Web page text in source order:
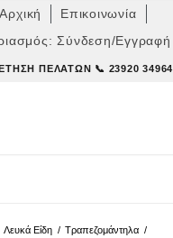
Αρχική
Επικοινωνία
Σύνδεση/Εγγραφή
ΠΕΛΑΤΏΝ 📞 23920 34964
Λευκά Είδη / Τραπεζομάντηλα /